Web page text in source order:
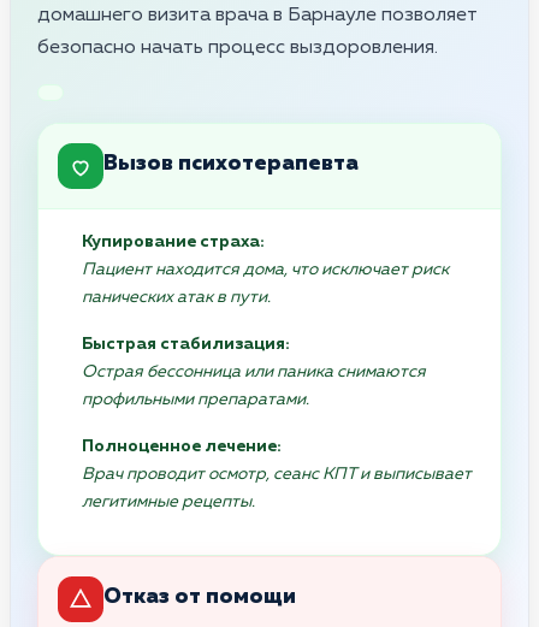
домашнего визита врача в Барнауле позволяет
безопасно начать процесс выздоровления.
Вызов психотерапевта
Купирование страха:
Пациент находится дома, что исключает риск
панических атак в пути.
Быстрая стабилизация:
Острая бессонница или паника снимаются
профильными препаратами.
Полноценное лечение:
Врач проводит осмотр, сеанс КПТ и выписывает
легитимные рецепты.
Отказ от помощи